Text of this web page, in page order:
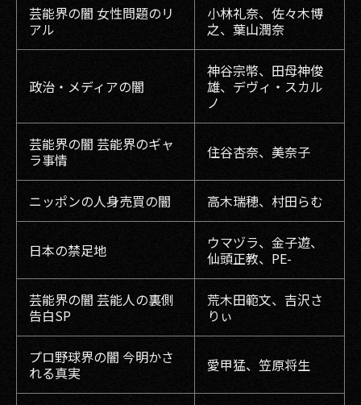
芸能界の闇 女性問題のリ
アル
小林礼奈、佐々木博
之、葉山潤奈
政治・メディアの闇
神谷宗幣、田母神俊
雄、デヴィ・スカル
ノ
芸能界の闇 芸能界のギャ
ラ事情
住谷杏奈、美奈子
ニッポンの人身売買の闇 高木瑞穂、村田らむ
日本の禁足地
ウマヅラ、金子遊、
仙頭正教、PE-
芸能界の闇 芸能人の裏側
告白SP
荒木田範文、吉沢さ
りぃ
プロ野球界の闇 今明かさ
れる真実
愛甲猛、笠原将生